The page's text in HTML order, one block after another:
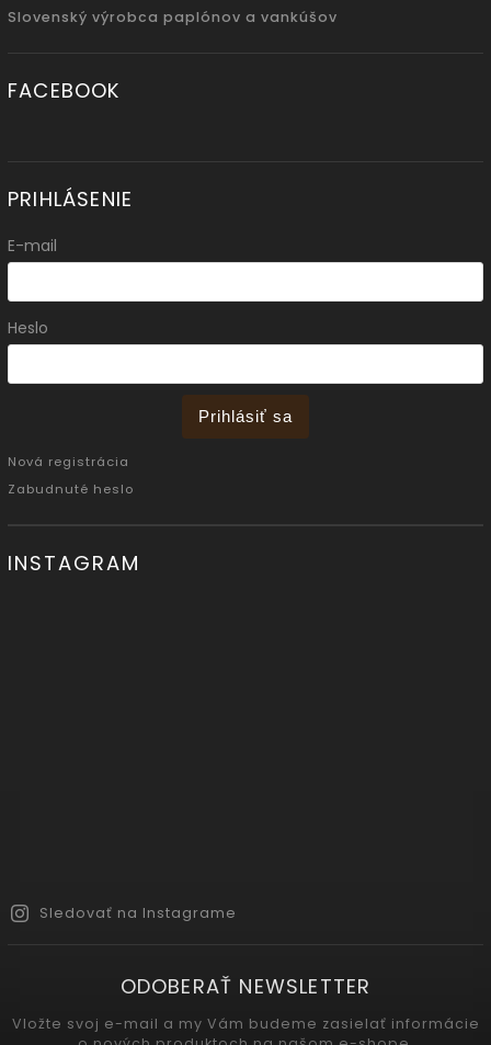
Slovenský výrobca paplónov a vankúšov
FACEBOOK
PRIHLÁSENIE
E-mail
Heslo
Prihlásiť sa
Nová registrácia
Zabudnuté heslo
INSTAGRAM
Sledovať na Instagrame
ODOBERAŤ NEWSLETTER
Vložte svoj e-mail a my Vám budeme zasielať informácie